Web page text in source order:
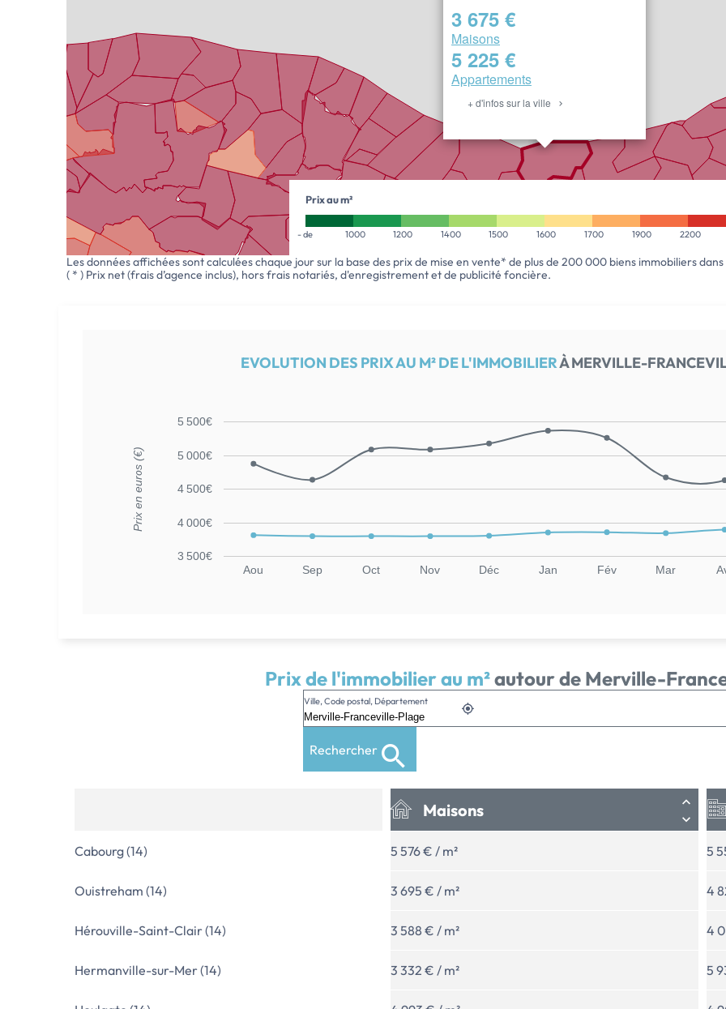
3 675 €
Maisons
5 225 €
Appartements
+ d'infos sur la ville
Prix au m²
- de 1000 1200 1400 1500 1600 1700 1900 2200
Les données affichées sont calculées chaque jour sur la base des prix de mise en vente* de plus de 200 000 biens immobiliers
( * ) Prix net (frais d’agence inclus), hors frais notariés, d'enregistrement et de publicité foncière.
EVOLUTION DES PRIX AU M² DE L'IMMOBILIERÀ MERVILLE-
Aou Sep Oct Nov Déc Jan Fév Mar
3 500€
4 000€
4 500€
5 000€
5 500€
Prix en euros (€)
Prix de l'immobilier au m²autour de Merville-
Ville, Code postal, Département
Rechercher
Maisons
Cabourg (14) 5 576 € / m² 5
Ouistreham (14) 3 695 € / m² 4
Hérouville-Saint-Clair (14) 3 588 € / m² 4
Hermanville-sur-Mer (14) 3 332 € / m² 5